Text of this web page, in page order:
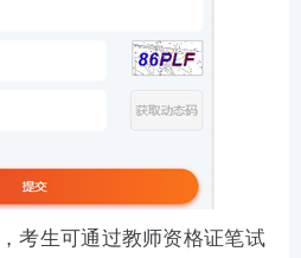
考生可通过教师资格证笔试